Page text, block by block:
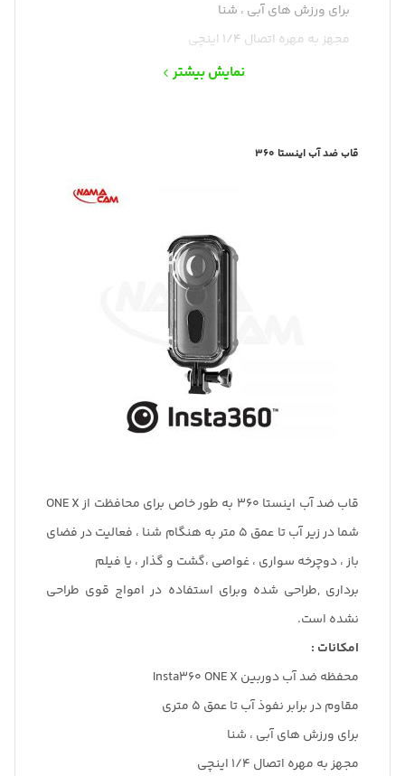
برای ورزش های آبی ، شنا
مجهز به مهره اتصال 1/4 اینچی
دارای محفظه قرار دادن پد ضد بخار
نمایش بیشتر
قاب ضد آب اینستا 360
قاب ضد آب اینستا 360 به طور خاص برای محافظت از ONE X
شما در زیر آب تا عمق 5 متر به هنگام شنا ، فعالیت در فضای
باز ، دوچرخه سواری ، غواصی ،گشت و گذار ، یا فیلم
برداری ,طراحی شده وبرای استفاده در امواج قوی طراحی
نشده است.
امکانات :
محفظه ضد آب دوربین Insta360 ONE X
مقاوم در برابر نفوذ آب تا عمق 5 متری
برای ورزش های آبی ، شنا
مجهز به مهره اتصال 1/4 اینچی